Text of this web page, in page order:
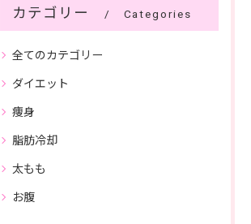
カテゴリー Categories
全てのカテゴリー
ダイエット
痩身
脂肪冷却
太もも
お腹